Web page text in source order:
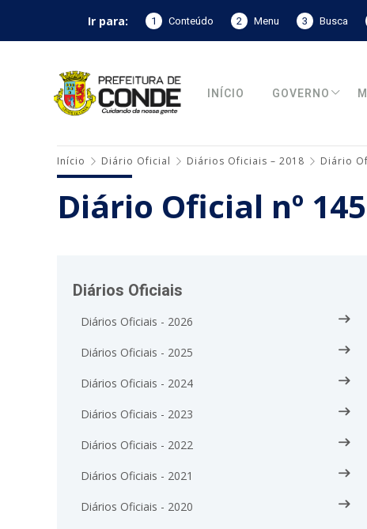
Ir para: 1 Conteúdo 2 Menu 3 Busca
INÍCIO GOVERNO
Início Diário Oficial Diários Oficiais – 2018 Diário
Diário Oficial nº
Diários Oficiais
Diários Oficiais - 2026
Diários Oficiais - 2025
Diários Oficiais - 2024
Diários Oficiais - 2023
Diários Oficiais - 2022
Diários Oficiais - 2021
Diários Oficiais - 2020